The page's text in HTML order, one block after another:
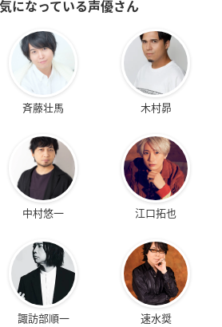
になっている声優さん
斉藤壮馬 木村昴
中村悠一 江口拓也
諏訪部順一 速水奨